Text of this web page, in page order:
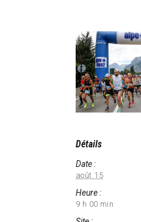
Détails
Date :
août 15
Heure :
9 h 00 min